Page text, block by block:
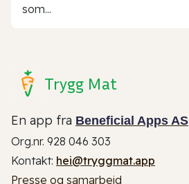
som...
Trygg Mat
En app fra Beneficial Apps AS
Org.nr. 928 046 303
Kontakt: hei@tryggmat.app
Presse og samarbeid